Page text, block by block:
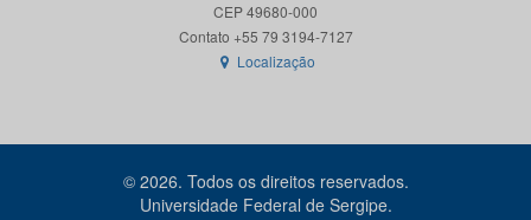
CEP 49680-000
Contato +55 79 3194-7127
Localização
© 2026. Todos os direitos reservados.
Universidade Federal de Sergipe.